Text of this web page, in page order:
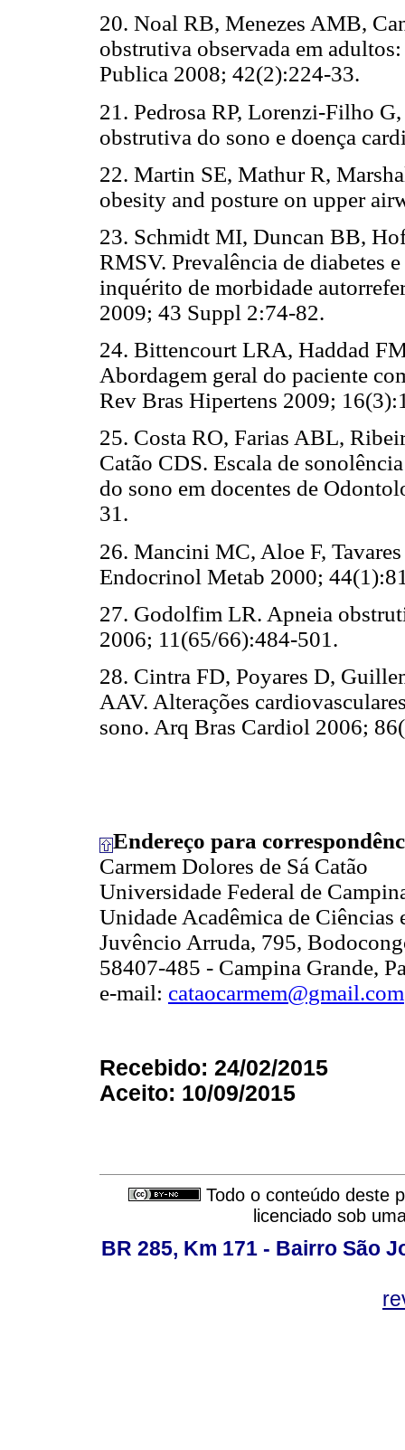
20. Noal RB, Menezes AMB,
obstrutiva observada em
Publica 2008; 42(2):224-33.
21. Pedrosa RP, Lorenzi-Filho
obstrutiva do sono e doença
22. Martin SE, Mathur R,
obesity and posture on upper
23. Schmidt MI, Duncan BB,
RMSV. Prevalência de diabetes
inquérito de morbidade
2009; 43 Suppl 2:74-82.
24. Bittencourt LRA, Haddad
Abordagem geral do paciente
Rev Bras Hipertens 2009;
25. Costa RO, Farias ABL,
Catão CDS. Escala de
do sono em docentes de
31.
26. Mancini MC, Aloe F,
Endocrinol Metab 2000;
27. Godolfim LR. Apneia
2006; 11(65/66):484-501.
28. Cintra FD, Poyares D,
AAV. Alterações
sono. Arq Bras Cardiol 2006;
Endereço para
Carmem Dolores de Sá Catão
Universidade Federal de
Unidade Acadêmica de Ciências
Juvêncio Arruda, 795,
58407-485 - Campina Grande,
e-mail: cataocarmem@gmail.com
Recebido: 24/02/2015
Aceito: 10/09/2015
Todo o conteúdo deste
licenciado sob
BR 285, Km 171 - Bairro São